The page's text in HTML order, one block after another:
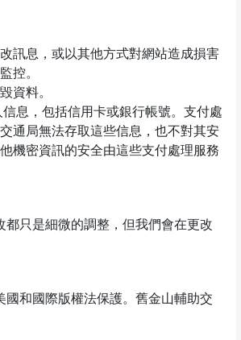
訊息，或以其他方式對網站造成損害
控。
資料。
息，包括信用卡或銀行帳號。支付處
通局無法存取這些信息，也不對其安
機密資訊的安全由這些支付處理服務
只是細微的調整，但我們會在更改
和國際版權法保護。舊金山輔助交